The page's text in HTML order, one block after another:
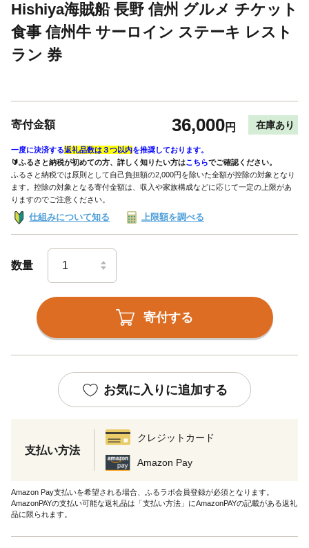
Hishiya海賊船 長野 信州 グルメ チケット
食事 信州牛 サーロイン ステーキ レスト
ラン 券
寄付金額 36,000円 在庫あり
一度に決済する返礼品数は３つ以内を推奨しております。
🔰ふるさと納税が初めての方、詳しく知りたい方はこちらでご確認ください。
ふるさと納税では原則として自己負担額の2,000円を除いた全額が控除の対象となり
ます。控除の対象となる寄付金額は、収入や家族構成などに応じて一定の上限があ
りますのでご注意ください。
仕組みについて知る 上限額を調べる
数量
寄付する
お気に入りに追加する
支払い方法
クレジットカード
Amazon Pay
Amazon Pay支払いを希望される場合、ふるラボ会員登録が必須となります。
AmazonPAYの支払い可能な返礼品は「支払い方法」にAmazonPAYの記載がある返礼
品に限られます。